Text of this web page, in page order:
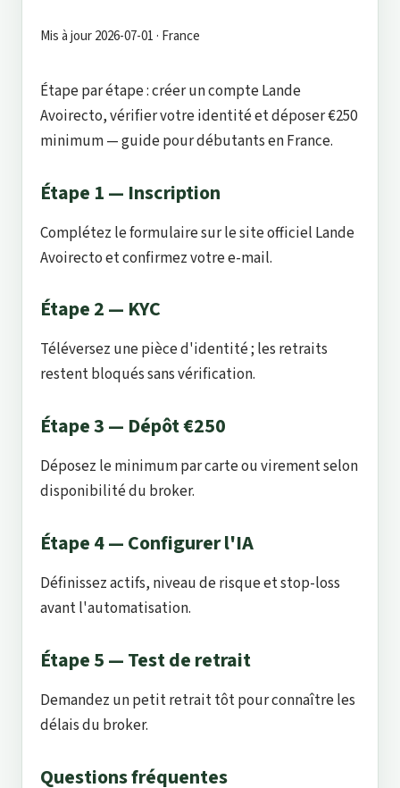
Mis à jour 2026-07-01 · France
Étape par étape : créer un compte Lande
Avoirecto, vérifier votre identité et déposer €250
minimum — guide pour débutants en France.
Étape 1 — Inscription
Complétez le formulaire sur le site officiel Lande
Avoirecto et confirmez votre e-mail.
Étape 2 — KYC
Téléversez une pièce d'identité ; les retraits
restent bloqués sans vérification.
Étape 3 — Dépôt €250
Déposez le minimum par carte ou virement selon
disponibilité du broker.
Étape 4 — Configurer l'IA
Définissez actifs, niveau de risque et stop-loss
avant l'automatisation.
Étape 5 — Test de retrait
Demandez un petit retrait tôt pour connaître les
délais du broker.
Questions fréquentes